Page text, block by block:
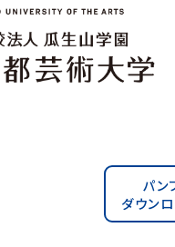
パン
ダウン